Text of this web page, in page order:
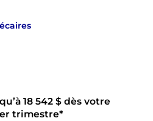
18 542 $ dès votre
trimestre*